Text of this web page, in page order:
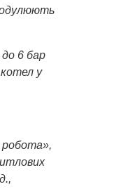
6 бар
у
робота»,